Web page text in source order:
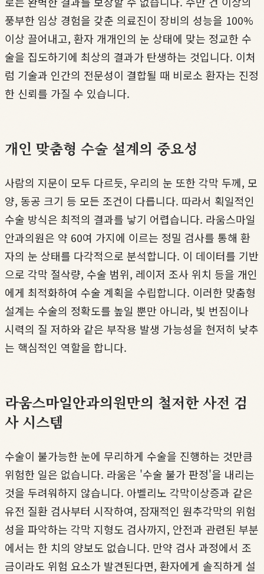
풍부한 임상 경험을 갖춘 의료진이 장비의 성능을 100%
이상 끌어내고, 환자 개개인의 눈 상태에 맞는 정교한 수
술을 집도하기에 최상의 결과가 탄생하는 것입니다. 이처
럼 기술과 인간의 전문성이 결합될 때 비로소 환자는 진정
한 신뢰를 가질 수 있습니다.
개인 맞춤형 수술 설계의 중요성
사람의 지문이 모두 다르듯, 우리의 눈 또한 각막 두께, 모
양, 동공 크기 등 모든 조건이 다릅니다. 따라서 획일적인
수술 방식은 최적의 결과를 낳기 어렵습니다. 라움스마일
안과의원은 약 60여 가지에 이르는 정밀 검사를 통해 환
자의 눈 상태를 다각적으로 분석합니다. 이 데이터를 기반
으로 각막 절삭량, 수술 범위, 레이저 조사 위치 등을 개인
에게 최적화하여 수술 계획을 수립합니다. 이러한 맞춤형
설계는 수술의 정확도를 높일 뿐만 아니라, 빛 번짐이나
시력의 질 저하와 같은 부작용 발생 가능성을 현저히 낮추
는 핵심적인 역할을 합니다.
라움스마일안과의원만의 철저한 사전 검
사 시스템
수술이 불가능한 눈에 무리하게 수술을 진행하는 것만큼
위험한 일은 없습니다. 라움은 '수술 불가 판정'을 내리는
것을 두려워하지 않습니다. 아벨리노 각막이상증과 같은
유전 질환 검사부터 시작하여, 잠재적인 원추각막의 위험
성을 파악하는 각막 지형도 검사까지, 안전과 관련된 부분
에서는 한 치의 양보도 없습니다. 만약 검사 과정에서 조
금이라도 위험 요소가 발견된다면, 환자에게 솔직하게 설